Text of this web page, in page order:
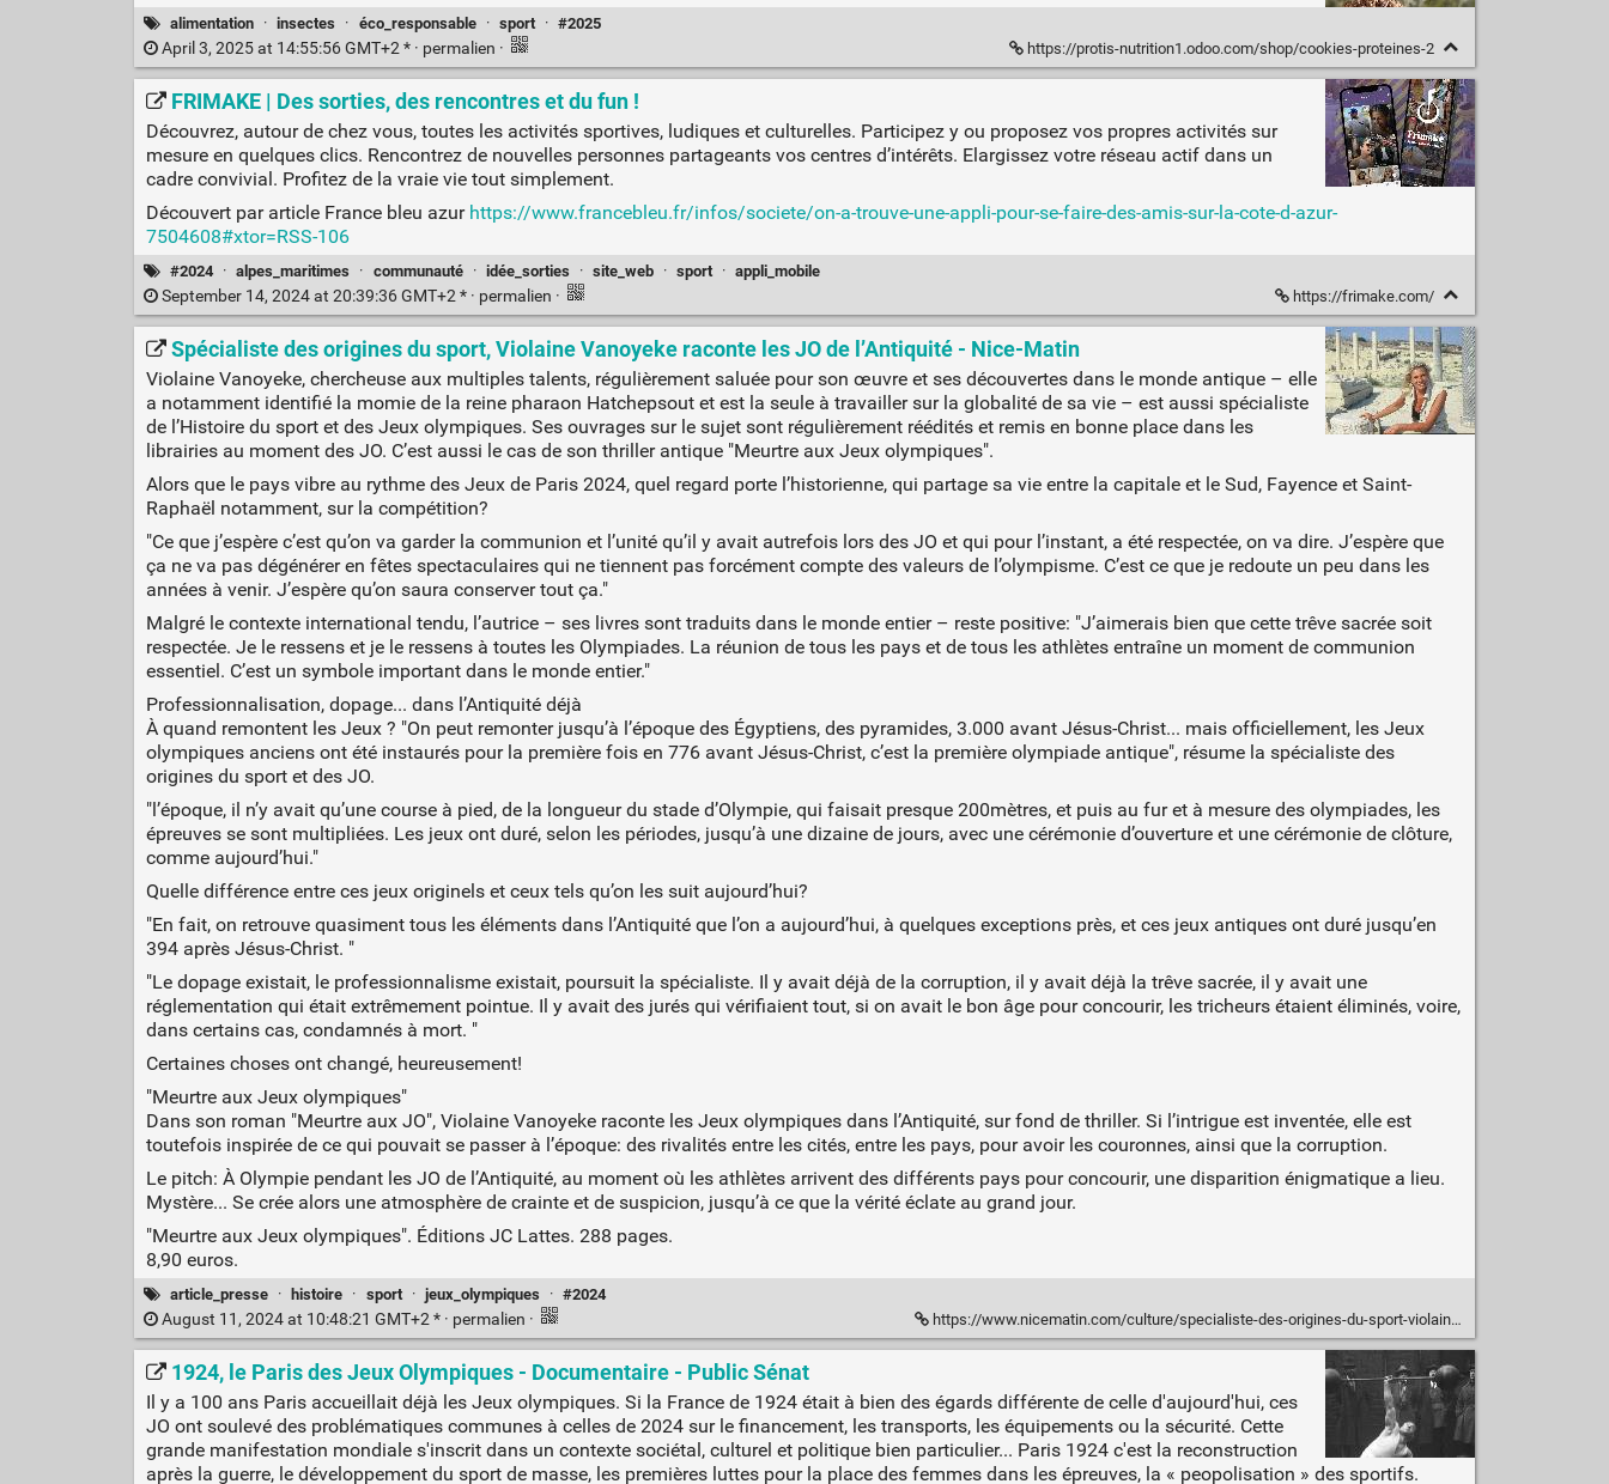
alimentation · insectes · éco_responsable · sport · #2025
April 3, 2025 at 14:55:56 GMT+2 * · permalien · https://protis-nutrition1.odoo.com/shop/cookies-proteines-2
FRIMAKE | Des sorties, des rencontres et du fun !
Découvrez, autour de chez vous, toutes les activités sportives, ludiques et culturelles. Participez y ou proposez vos propres activités sur
mesure en quelques clics. Rencontrez de nouvelles personnes partageants vos centres d’intérêts. Elargissez votre réseau actif dans un
cadre convivial. Profitez de la vraie vie tout simplement.
Découvert par article France bleu azur https://www.francebleu.fr/infos/societe/on-a-trouve-une-appli-pour-se-faire-des-amis-sur-la-cote-d-azur-
7504608#xtor=RSS-106
#2024 · alpes_maritimes · communauté · idée_sorties · site_web · sport · appli_mobile
September 14, 2024 at 20:39:36 GMT+2 * · permalien · https://frimake.com/
Spécialiste des origines du sport, Violaine Vanoyeke raconte les JO de l’Antiquité - Nice-Matin
Violaine Vanoyeke, chercheuse aux multiples talents, régulièrement saluée pour son œuvre et ses découvertes dans le monde antique – elle
a notamment identifié la momie de la reine pharaon Hatchepsout et est la seule à travailler sur la globalité de sa vie – est aussi spécialiste
de l’Histoire du sport et des Jeux olympiques. Ses ouvrages sur le sujet sont régulièrement réédités et remis en bonne place dans les
librairies au moment des JO. C’est aussi le cas de son thriller antique "Meurtre aux Jeux olympiques".
Alors que le pays vibre au rythme des Jeux de Paris 2024, quel regard porte l’historienne, qui partage sa vie entre la capitale et le Sud, Fayence et Saint-
Raphaël notamment, sur la compétition?
"Ce que j’espère c’est qu’on va garder la communion et l’unité qu’il y avait autrefois lors des JO et qui pour l’instant, a été respectée, on va dire. J’espère que
ça ne va pas dégénérer en fêtes spectaculaires qui ne tiennent pas forcément compte des valeurs de l’olympisme. C’est ce que je redoute un peu dans les
années à venir. J’espère qu’on saura conserver tout ça."
Malgré le contexte international tendu, l’autrice – ses livres sont traduits dans le monde entier – reste positive: "J’aimerais bien que cette trêve sacrée soit
respectée. Je le ressens et je le ressens à toutes les Olympiades. La réunion de tous les pays et de tous les athlètes entraîne un moment de communion
essentiel. C’est un symbole important dans le monde entier."
Professionnalisation, dopage... dans l’Antiquité déjà
À quand remontent les Jeux ? "On peut remonter jusqu’à l’époque des Égyptiens, des pyramides, 3.000 avant Jésus-Christ... mais officiellement, les Jeux
olympiques anciens ont été instaurés pour la première fois en 776 avant Jésus-Christ, c’est la première olympiade antique", résume la spécialiste des
origines du sport et des JO.
"l’époque, il n’y avait qu’une course à pied, de la longueur du stade d’Olympie, qui faisait presque 200mètres, et puis au fur et à mesure des olympiades, les
épreuves se sont multipliées. Les jeux ont duré, selon les périodes, jusqu’à une dizaine de jours, avec une cérémonie d’ouverture et une cérémonie de clôture,
comme aujourd’hui."
Quelle différence entre ces jeux originels et ceux tels qu’on les suit aujourd’hui?
"En fait, on retrouve quasiment tous les éléments dans l’Antiquité que l’on a aujourd’hui, à quelques exceptions près, et ces jeux antiques ont duré jusqu’en
394 après Jésus-Christ. "
"Le dopage existait, le professionnalisme existait, poursuit la spécialiste. Il y avait déjà de la corruption, il y avait déjà la trêve sacrée, il y avait une
réglementation qui était extrêmement pointue. Il y avait des jurés qui vérifiaient tout, si on avait le bon âge pour concourir, les tricheurs étaient éliminés, voire,
dans certains cas, condamnés à mort. "
Certaines choses ont changé, heureusement!
"Meurtre aux Jeux olympiques"
Dans son roman "Meurtre aux JO", Violaine Vanoyeke raconte les Jeux olympiques dans l’Antiquité, sur fond de thriller. Si l’intrigue est inventée, elle est
toutefois inspirée de ce qui pouvait se passer à l’époque: des rivalités entre les cités, entre les pays, pour avoir les couronnes, ainsi que la corruption.
Le pitch: À Olympie pendant les JO de l’Antiquité, au moment où les athlètes arrivent des différents pays pour concourir, une disparition énigmatique a lieu.
Mystère... Se crée alors une atmosphère de crainte et de suspicion, jusqu’à ce que la vérité éclate au grand jour.
"Meurtre aux Jeux olympiques". Éditions JC Lattes. 288 pages.
8,90 euros.
article_presse · histoire · sport · jeux_olympiques · #2024
August 11, 2024 at 10:48:21 GMT+2 * · permalien · https://www.nicematin.com/culture/specialiste-des-origines-du-sport-violaine-vanoyeke-raconte-les-jo-de-l-antiquite-937448
1924, le Paris des Jeux Olympiques - Documentaire - Public Sénat
Il y a 100 ans Paris accueillait déjà les Jeux olympiques. Si la France de 1924 était à bien des égards différente de celle d'aujourd'hui, ces
JO ont soulevé des problématiques communes à celles de 2024 sur le financement, les transports, les équipements ou la sécurité. Cette
grande manifestation mondiale s'inscrit dans un contexte sociétal, culturel et politique bien particulier... Paris 1924 c'est la reconstruction
après la guerre, le développement du sport de masse, les premières luttes pour la place des femmes dans les épreuves, la « peopolisation » des sportifs.